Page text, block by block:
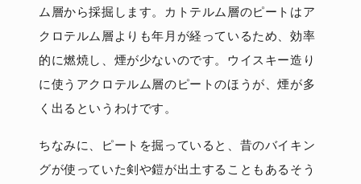
ム層から採掘します。カトテルム層のピートはア
クロテルム層よりも年月が経っているため、効率
的に燃焼し、煙が少ないのです。ウイスキー造り
に使うアクロテルム層のピートのほうが、煙が多
く出るというわけです。
ちなみに、ピートを掘っていると、昔のバイキン
グが使っていた剣や鎧が出土することもあるそう